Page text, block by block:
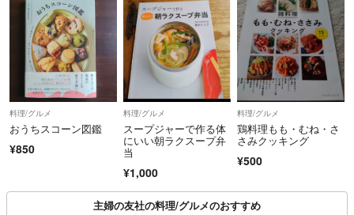
料理/グルメ
おうちスコーン図鑑
¥850
料理/グルメ
スープジャーで作る体
にいい朝ラクスープ弁
当
¥1,000
料理/グルメ
鶏料理もも・むね・さ
さみクッキング
¥500
主婦の友社の料理/グルメのおすすめ